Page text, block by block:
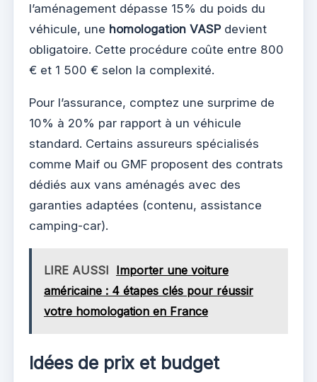
l’aménagement dépasse 15% du poids du
véhicule, une homologation VASPdevient
obligatoire. Cette procédure coûte entre 800
€ et 1 500 € selon la complexité.
Pour l’assurance, comptez une surprime de
10% à 20% par rapport à un véhicule
standard. Certains assureurs spécialisés
comme Maif ou GMF proposent des contrats
dédiés aux vans aménagés avec des
garanties adaptées (contenu, assistance
camping-car).
LIRE AUSSI Importer une voiture
américaine : 4 étapes clés pour réussir
votre homologation en France
Idées de prix et budget